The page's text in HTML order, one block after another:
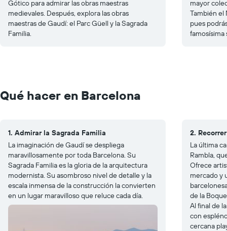
Gótico para admirar las obras maestras
medievales. Después, explora las obras
maestras de Gaudí: el Parc Güell y la Sagrada
Familia.
mayor
También el
pues
Qué hacer en Barcelona
1. Admirar la Sagrada Familia
La imaginación de Gaudí se despliega
maravillosamente por toda Barcelona. Su
Sagrada Familia es la gloria de la arquitectura
modernista. Su asombroso nivel de detalle y la
escala inmensa de la construcción la convierten
en un lugar maravilloso que reluce cada día.
2.
La última
Rambla,
Ofrece
mercado y
de la
Al final de
con
cercana